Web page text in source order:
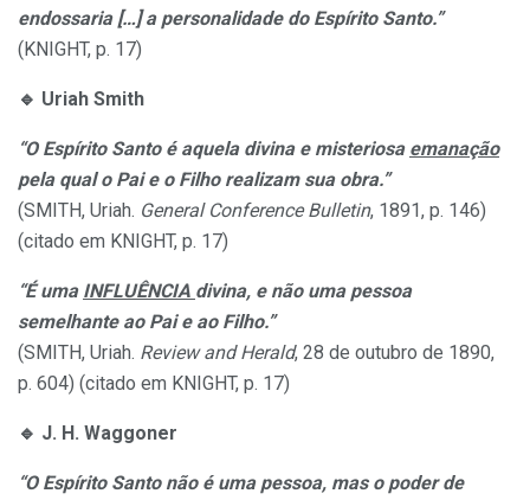
endossaria […] a personalidade do Espírito Santo.”
(KNIGHT, p. 17)
🔹 Uriah Smith
“O Espírito Santo é aquela divina e misteriosa emanação
pela qual o Pai e o Filho realizam sua obra.”
(SMITH, Uriah. General Conference Bulletin, 1891, p. 146)
(citado em KNIGHT, p. 17)
“É uma INFLUÊNCIA divina, e não uma pessoa
semelhante ao Pai e ao Filho.”
(SMITH, Uriah. Review and Herald, 28 de outubro de 1890,
p. 604) (citado em KNIGHT, p. 17)
🔹 J. H. Waggoner
“O Espírito Santo não é uma pessoa, mas o poder de